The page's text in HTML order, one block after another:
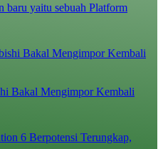
yaitu sebuah Platform
Bakal Mengimpor Kembali